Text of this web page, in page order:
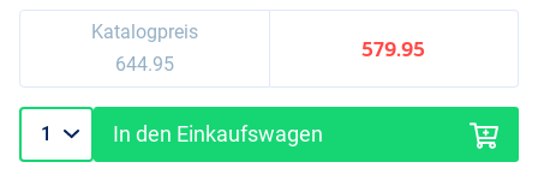
Katalogpreis
644.95
579.95
In den Einkaufswagen